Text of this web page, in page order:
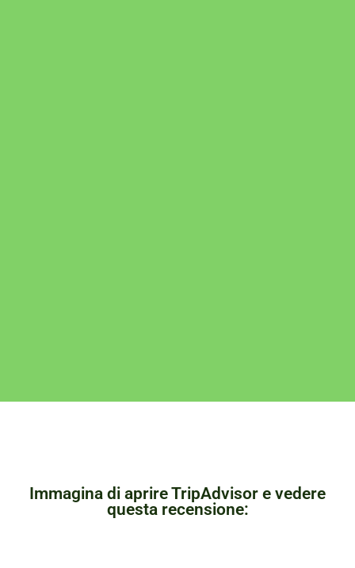
Immagina di aprire TripAdvisor e vedere
questa recensione: